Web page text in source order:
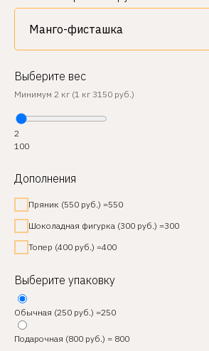
Выберите вес
Минимум 2 кг (1 кг 3150 руб.)
2
100
Дополнения
Пряник (550 руб.) =550
Шоколадная фигурка (300 руб.) =300
Топер (400 руб.) =400
Выберите упаковку
Обычная (250 руб.) =250
Подарочная (800 руб.) = 800